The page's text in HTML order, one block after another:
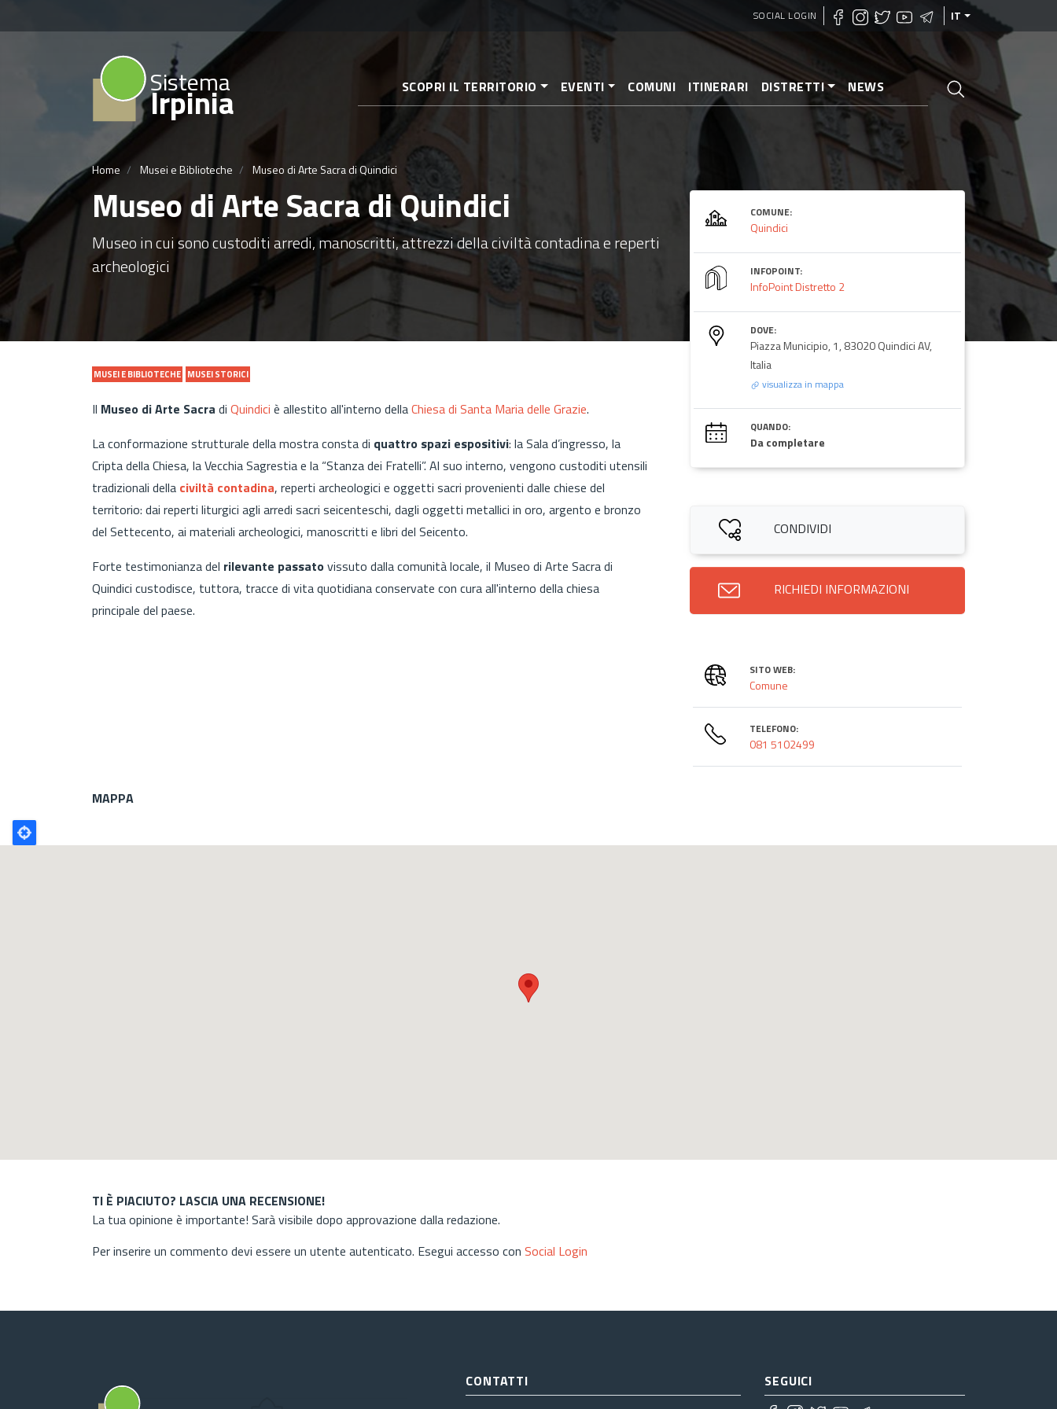
contenuto
SOCIAL LOGIN IT
Sistema
Irpinia SCOPRI IL TERRITORIO EVENTI COMUNI ITINERARI DISTRETTI NEWS
Home Musei e Biblioteche Museo di Arte Sacra di Quindici
Museo di Arte Sacra di Quindici
Museo in cui sono custoditi arredi, manoscritti, attrezzi della civiltà contadina e reperti
archeologici
MUSEI E BIBLIOTECHE MUSEI STORICI
Il Museo di Arte Sacra di Quindici è allestito all'interno dellaChiesa di Santa Maria delle Grazie.
La conformazione strutturale della mostra consta di quattro spazi espositivi: la Sala d’ingresso, la
Cripta della Chiesa, la Vecchia Sagrestia e la “Stanza dei Fratelli”. Al suo interno, vengono custoditi utensili
tradizionali della civiltà contadina, reperti archeologici e oggetti sacri provenienti dalle chiese del
territorio: dai reperti liturgici agli arredi sacri seicenteschi, dagli oggetti metallici in oro, argento e bronzo
del Settecento, ai materiali archeologici, manoscritti e libri del Seicento.
Forte testimonianza del rilevante passatovissuto dalla comunità locale, il Museo di Arte Sacra di
Quindici custodisce, tuttora, tracce di vita quotidiana conservate con cura all'interno della chiesa
principale del paese.
COMUNE:
Quindici
INFOPOINT:
InfoPoint Distretto 2
DOVE:
Piazza Municipio, 1, 83020 Quindici AV,
Italia
visualizza in mappa
QUANDO:
Da completare
CONDIVIDI
RICHIEDI INFORMAZIONI
SITO WEB:
Comune
TELEFONO:
081 5102499
MAPPA
Poligono
GEO
TI È PIACIUTO? LASCIA UNA RECENSIONE!
La tua opinione è importante! Sarà visibile dopo approvazione dalla redazione.
Per inserire un commento devi essere un utente autenticato. Esegui accesso con Social Login
CONTATTI
SEGUICI